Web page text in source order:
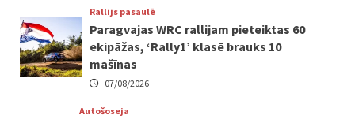
Rallijs pasaulē
Paragvajas WRC rallijam pieteiktas 60
ekipāžas, ‘Rally1’ klasē brauks 10
mašīnas
07/08/2026
Autošoseja